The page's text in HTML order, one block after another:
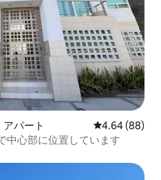
パート レビュー88件
4.64 (88)
心部に位置しています